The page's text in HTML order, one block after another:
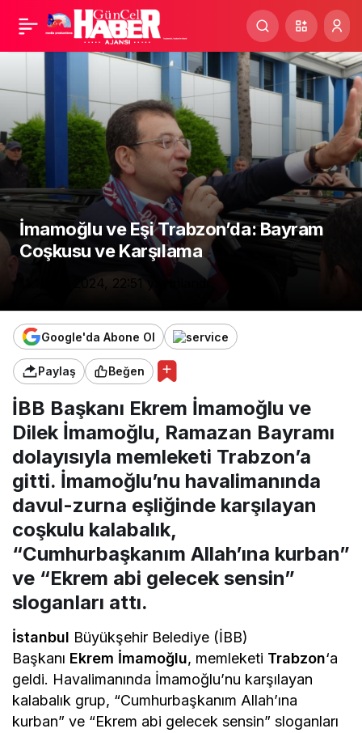
İmamoğlu ve Eşi Trabzon’da: Bayram
Coşkusu ve Karşılama
11 Nisan 2024, 22:51 yayınlandı
Google'da Abone Ol
Paylaş Beğen
İBB Başkanı Ekrem İmamoğlu ve
Dilek İmamoğlu, Ramazan Bayramı
dolayısıyla memleketi Trabzon’a
gitti. İmamoğlu’nu havalimanında
davul-zurna eşliğinde karşılayan
coşkulu kalabalık,
“Cumhurbaşkanım Allah’ına kurban”
ve “Ekrem abi gelecek sensin”
sloganları attı.
İstanbul Büyükşehir Belediye (İBB)
Başkanı Ekrem İmamoğlu, memleketi Trabzon‘a
geldi. Havalimanında İmamoğlu’nu karşılayan
kalabalık grup, “Cumhurbaşkanım Allah’ına
kurban” ve “Ekrem abi gelecek sensin” sloganları
Cumhurbaşkanı
Erdoğan, 12 Yıl Sonra
Irak’a Resmi Ziyarette
Bulunacak
Paylaş